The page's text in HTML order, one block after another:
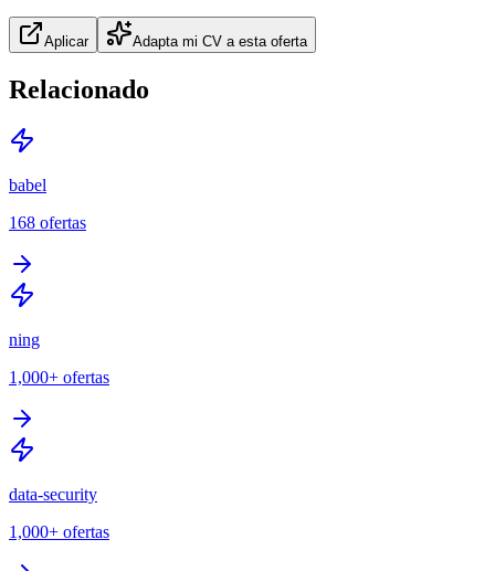
Aplicar Adapta mi CV a esta oferta
Relacionado
babel
168 ofertas
ning
1,000+ ofertas
data-security
1,000+ ofertas